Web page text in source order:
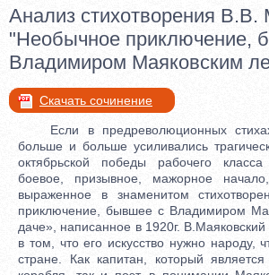
Анализ стихотворения В.В.
"Необычное приключение,
Владимиром Маяковским
Скачать сочинение
Если в предреволюционных стихах
больше и больше усиливались
октябрьской победы рабочего класса
боевое, призывное, мажорное
выраженное в знаменитом
приключение, бывшее с Владимиром
даче», написанное в 1920г.
в том, что его искусство нужно народу,
стране. Как капитан, который